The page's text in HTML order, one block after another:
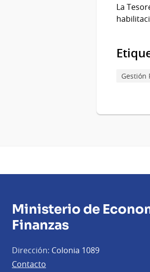
La
Gestión
Ministerio de
Finanzas
Dirección: Colonia 1089
Contacto